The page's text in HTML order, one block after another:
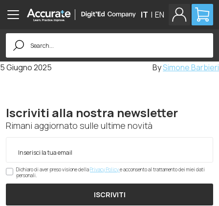
IT | EN
Search
for:
5 Giugno 2025 BySimone Barbieri
Iscriviti alla nostra newsletter
Rimani aggiornato sulle ultime novità
Dichiaro di aver preso visione dellaPrivacy Policye acconsento al trattamento dei miei dati
personali.
ISCRIVITI